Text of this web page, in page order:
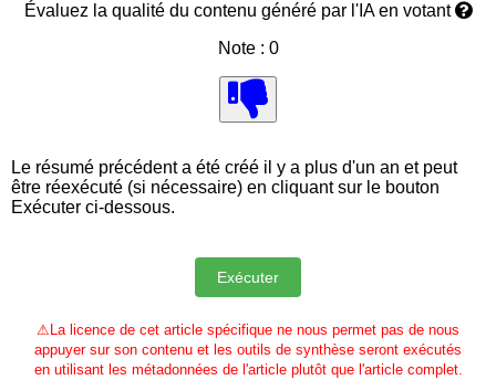
Évaluez la qualité du contenu généré par l'IA en votant
Note : 0
Le résumé précédent a été créé il y a plus d'un an et peut
être réexécuté (si nécessaire) en cliquant sur le bouton
Exécuter ci-dessous.
⚠ La licence de cet article spécifique ne nous permet pas de nous
appuyer sur son contenu et les outils de synthèse seront exécutés
en utilisant les métadonnées de l'article plutôt que l'article complet.